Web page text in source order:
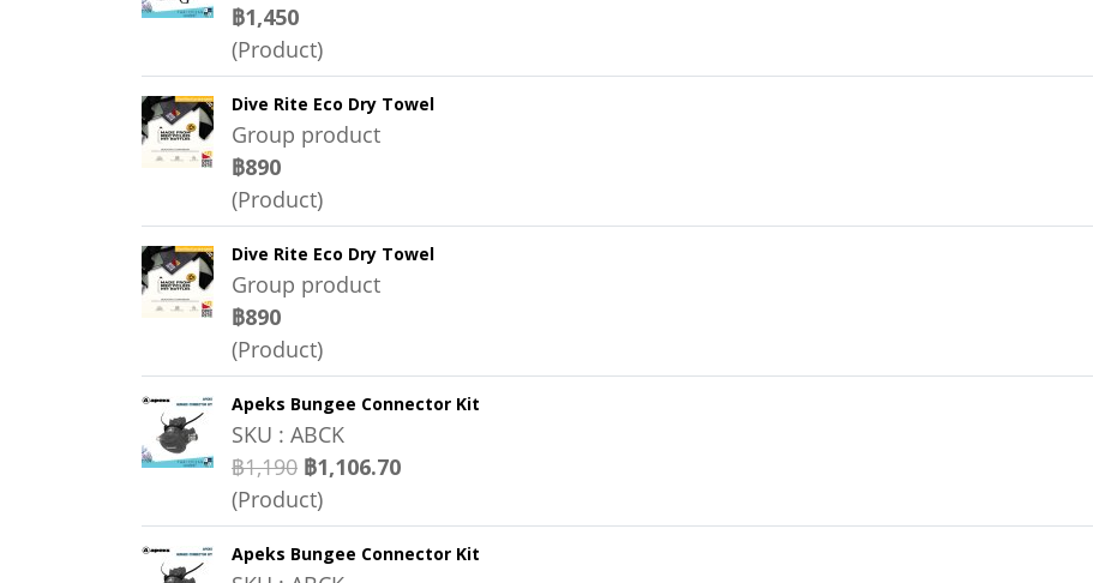
฿1,450
(Product)
Dive Rite Eco Dry Towel
Group product
฿890
(Product)
Dive Rite Eco Dry Towel
Group product
฿890
(Product)
Apeks Bungee Connector Kit
SKU : ABCK
฿1,190 ฿1,106.70
(Product)
Apeks Bungee Connector Kit